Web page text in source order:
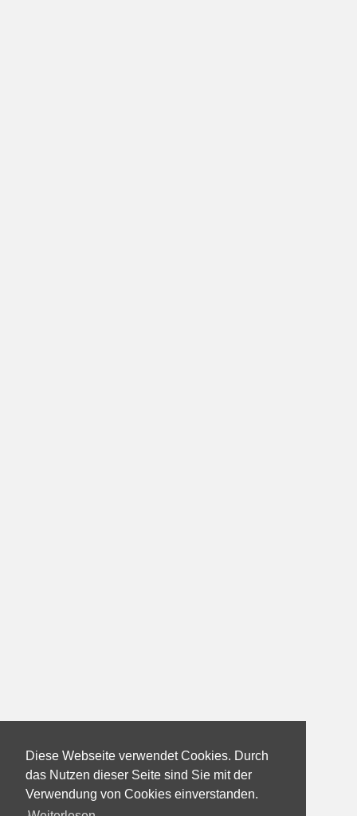
Diese Webseite verwendet Cookies. Durch
das Nutzen dieser Seite sind Sie mit der
Verwendung von Cookies einverstanden.